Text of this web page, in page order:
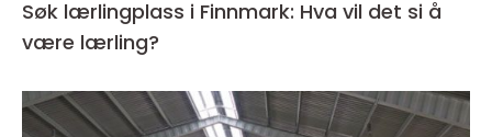
Søk lærlingplass i Finnmark: Hva vil det si å
være lærling?